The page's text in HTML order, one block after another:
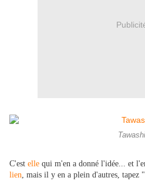
Tawashi
C'est elle qui m'en a donné l'idée... et
lien, mais il y en a plein d'autres, tapez